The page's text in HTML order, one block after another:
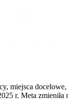
miejsca docelowe,
r. Meta zmieniła